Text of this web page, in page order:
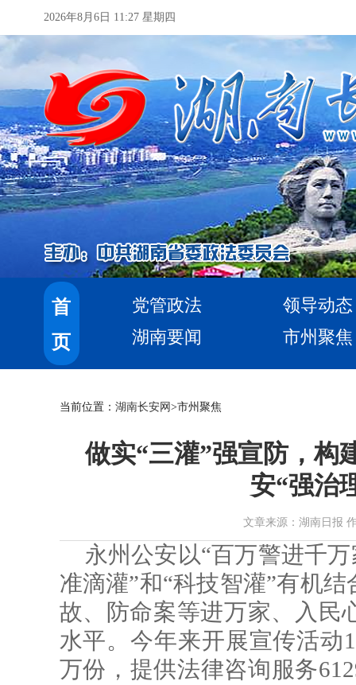
2026年8月6日 11:27 星期四
首
页
党管政法
领导动态
湖南要闻
市州聚焦
当前位置： 湖南长安网 >市州聚焦
做实“三灌”强宣防，
安“强治
文章来源：湖南日报
永州公安以“百万警进千
准滴灌”和“科技智灌”有机
故、防命案等进万家、入民
水平。今年来开展宣传活动
万份，提供法律咨询服务